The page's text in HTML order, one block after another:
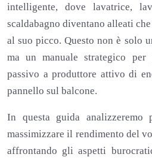
intelligente, dove lavatrice,
scaldabagno diventano alleati
al suo picco. Questo non è solo
ma un manuale strategico per
passivo a produttore attivo di
pannello sul balcone.
In questa guida analizzeremo
massimizzare il rendimento del
affrontando gli aspetti